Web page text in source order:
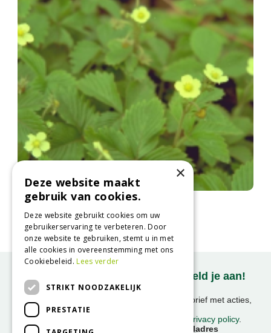
Bosaardbei
Fragaria vesca
Onze nieuwsbrief ontvangen? Meld je aan!
Ontvang ongeveer 1x per week onze nieuwsbrief met acties,
We slaan uw gegevens op conform onze
privacy policy.
Voornaam
E-mailadres
×
Deze website maakt
gebruik van cookies.
Deze website gebruikt cookies om uw
gebruikerservaring te verbeteren. Door
onze website te gebruiken, stemt u in met
alle cookies in overeenstemming met ons
Cookiebeleid.Lees verder
STRIKT NOODZAKELIJK
PRESTATIE